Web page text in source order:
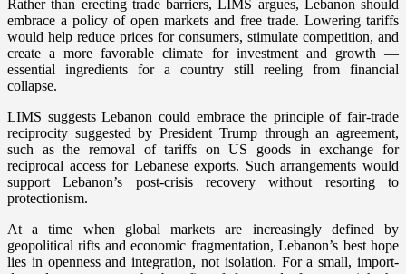
Rather than erecting trade barriers, LIMS argues, Lebanon should
embrace a policy of open markets and free trade. Lowering tariffs
would help reduce prices for consumers, stimulate competition, and
create a more favorable climate for investment and growth —
essential ingredients for a country still reeling from financial
collapse.
LIMS suggests Lebanon could embrace the principle of fair-trade
reciprocity suggested by President Trump through an agreement,
such as the removal of tariffs on US goods in exchange for
reciprocal access for Lebanese exports. Such arrangements would
support Lebanon’s post-crisis recovery without resorting to
protectionism.
At a time when global markets are increasingly defined by
geopolitical rifts and economic fragmentation, Lebanon’s best hope
lies in openness and integration, not isolation. For a small, import-